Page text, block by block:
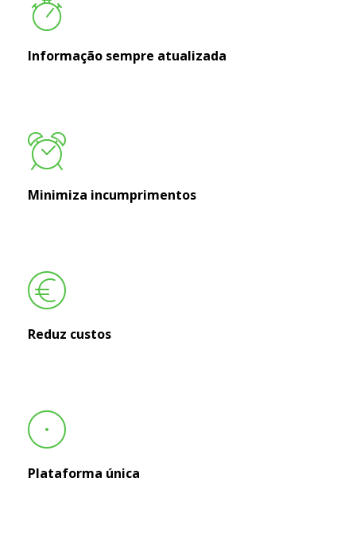
Informação sempre atualizada
Minimiza incumprimentos
Reduz custos
Plataforma única